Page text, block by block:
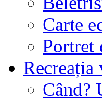
Carte
Portret
Recreația
Când?